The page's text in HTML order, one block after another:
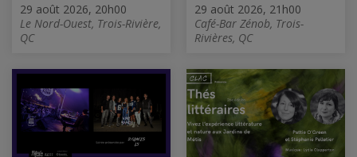
29 août 2026, 20h00
Le Nord-Ouest, Trois-Rivière,
QC
29 août 2026, 21h00
Café-Bar Zénob, Trois-
Rivières, QC